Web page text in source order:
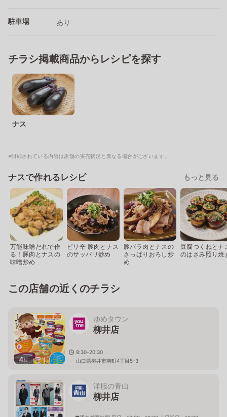
駐車場 あり
チラシ掲載商品からレシピを探す
ナス
※明細されている内容は店舗の実売状況と異なる場合がございます。
ナスで作れるレシピ もっと見る
万能味噌だれで作
る！豚肉とナスの
味噌炒め
ピリ辛 豚肉とナス
のサッパリ炒め
豚バラ肉とナスの
さっぱりおろし炒
め
豆腐つくねとナ
のはさみ照り焼
この店舗の近くのチラシ
4枚
ゆめタウン
柳井店
8:30-20:30
山口県柳井市南町4丁目5-3
洋服の青山
柳井店